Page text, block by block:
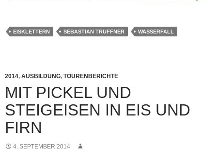
EISKLETTERN SEBASTIAN TRUFFNER WASSERFALL
2014, AUSBILDUNG, TOURENBERICHTE
MIT PICKEL UND
STEIGEISEN IN EIS UND
FIRN
4. SEPTEMBER 2014